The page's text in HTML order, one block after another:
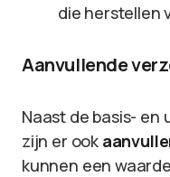
die herstellen
Aanvullende
Naast de basis- en
zijn er ook
kunnen een